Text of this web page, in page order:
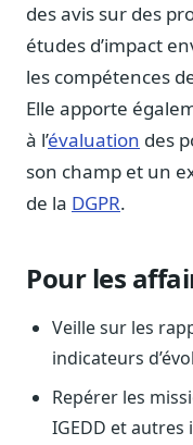
Guides pratiques
17 guides sur le
Blog & Podcast
Analyses, méthodes,
Lexique
Glossaire affaires
Lexique par thème
Sources
23 flux indexés
Nouveautés
Le changelog
des avis sur des
études d’impact
les compétences
Elle apporte
à l’évaluation des
son champ et un
de la DGPR.
Pour les
Veille sur les
indicateurs
Repérer les
IGEDD et autres